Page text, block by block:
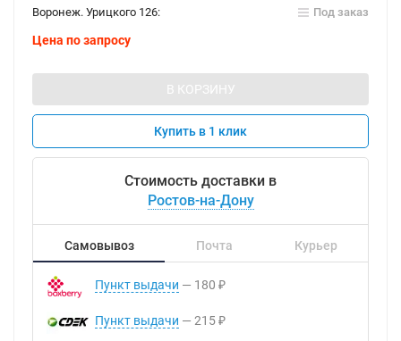
Воронеж. Урицкого 126:
Под заказ
Цена по запросу
В КОРЗИНУ
Купить в 1 клик
Стоимость доставки в
Ростов-на-Дону
Самовывоз Почта Курьер
Пункт выдачи 180 ₽
Пункт выдачи 215 ₽